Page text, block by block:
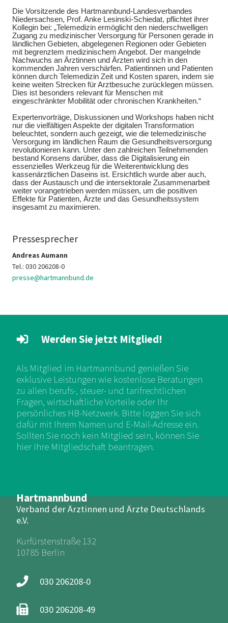
Die Vorsitzende des Hartmannbund-Landesverbandes
Niedersachsen, Prof. Anke Lesinski-Schiedat, pflichtet ihrer
Kollegin bei: „Telemedizin ermöglicht den niederschwelligen
Zugang zu medizinischer Versorgung für Personen gerade in
ländlichen Gebieten, abgelegenen Regionen oder Gebieten
mit begrenztem medizinischem Angebot. Der mangelnde
Nachwuchs an Ärztinnen und Ärzten wird sich in den
kommenden Jahren verschärfen. Patientinnen und Patienten
können durch Telemedizin Zeit und Kosten sparen, indem sie
keine weiten Strecken für Arztbesuche zurücklegen müssen.
Dies ist besonders relevant für Menschen mit
eingeschränkter Mobilität oder chronischen Krankheiten.“
Expertenvorträge, Diskussionen und Workshops haben nicht
nur die vielfältigen Aspekte der digitalen Transformation
beleuchtet, sondern auch gezeigt, wie die telemedizinische
Versorgung im ländlichen Raum die Gesundheitsversorgung
revolutionieren kann. Unter den zahlreichen Teilnehmenden
bestand Konsens darüber, dass die Digitalisierung ein
essenzielles Werkzeug für die Weiterentwicklung des
kassenärztlichen Daseins ist. Ersichtlich wurde aber auch,
dass der Austausch und die intersektorale Zusammenarbeit
weiter vorangetrieben werden müssen, um die positiven
Effekte für Patienten, Ärzte und das Gesundheitssystem
insgesamt zu maximieren.
Pressesprecher
Andreas Aumann
Tel.: 030 206208-0
presse@hartmannbund.de
Hartmannbund
Verband der Ärztinnen und Ärzte Deutschlands
e.V.
Kurfürstenstraße 132
10785 Berlin
030 206208-0
030 206208-49
Werden Sie jetzt Mitglied!
Als Mitglied im Hartmannbund genießen Sie
exklusive Leistungen wie kostenlose Beratungen
zu allen berufs-, steuer- und tarifrechtlichen
Fragen, wirtschaftliche Vorteile oder Ihr
persönliches HB-Netzwerk. Bitte loggen Sie sich
dafür mit Ihrem Namen und E-Mail-Adresse ein.
Sollten Sie noch kein Mitglied sein, können Sie
hier Ihre Mitgliedschaft beantragen.